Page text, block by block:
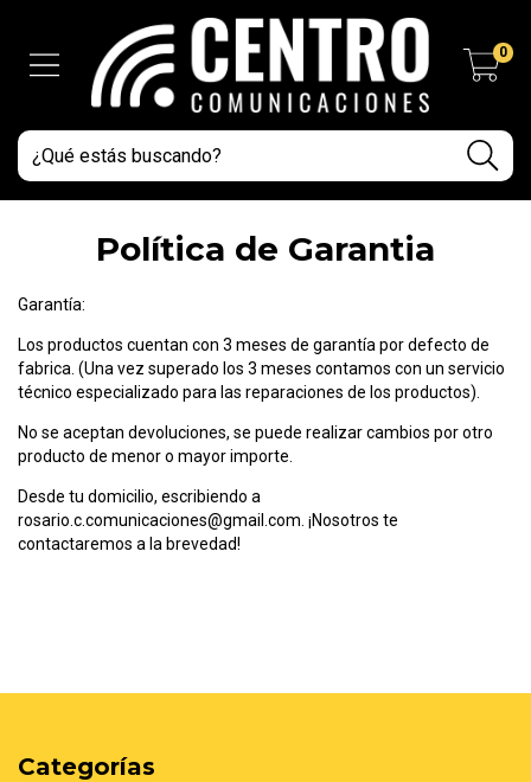
0
Política de Garantia
Garantía:
Los productos cuentan con 3 meses de garantía por defecto de
fabrica. (Una vez superado los 3 meses contamos con un servicio
técnico especializado para las reparaciones de los productos).
No se aceptan devoluciones, se puede realizar cambios por otro
producto de menor o mayor importe.
Desde tu domicilio, escribiendo a
rosario.c.comunicaciones@gmail.com . ¡Nosotros te
contactaremos a la brevedad!
Categorías